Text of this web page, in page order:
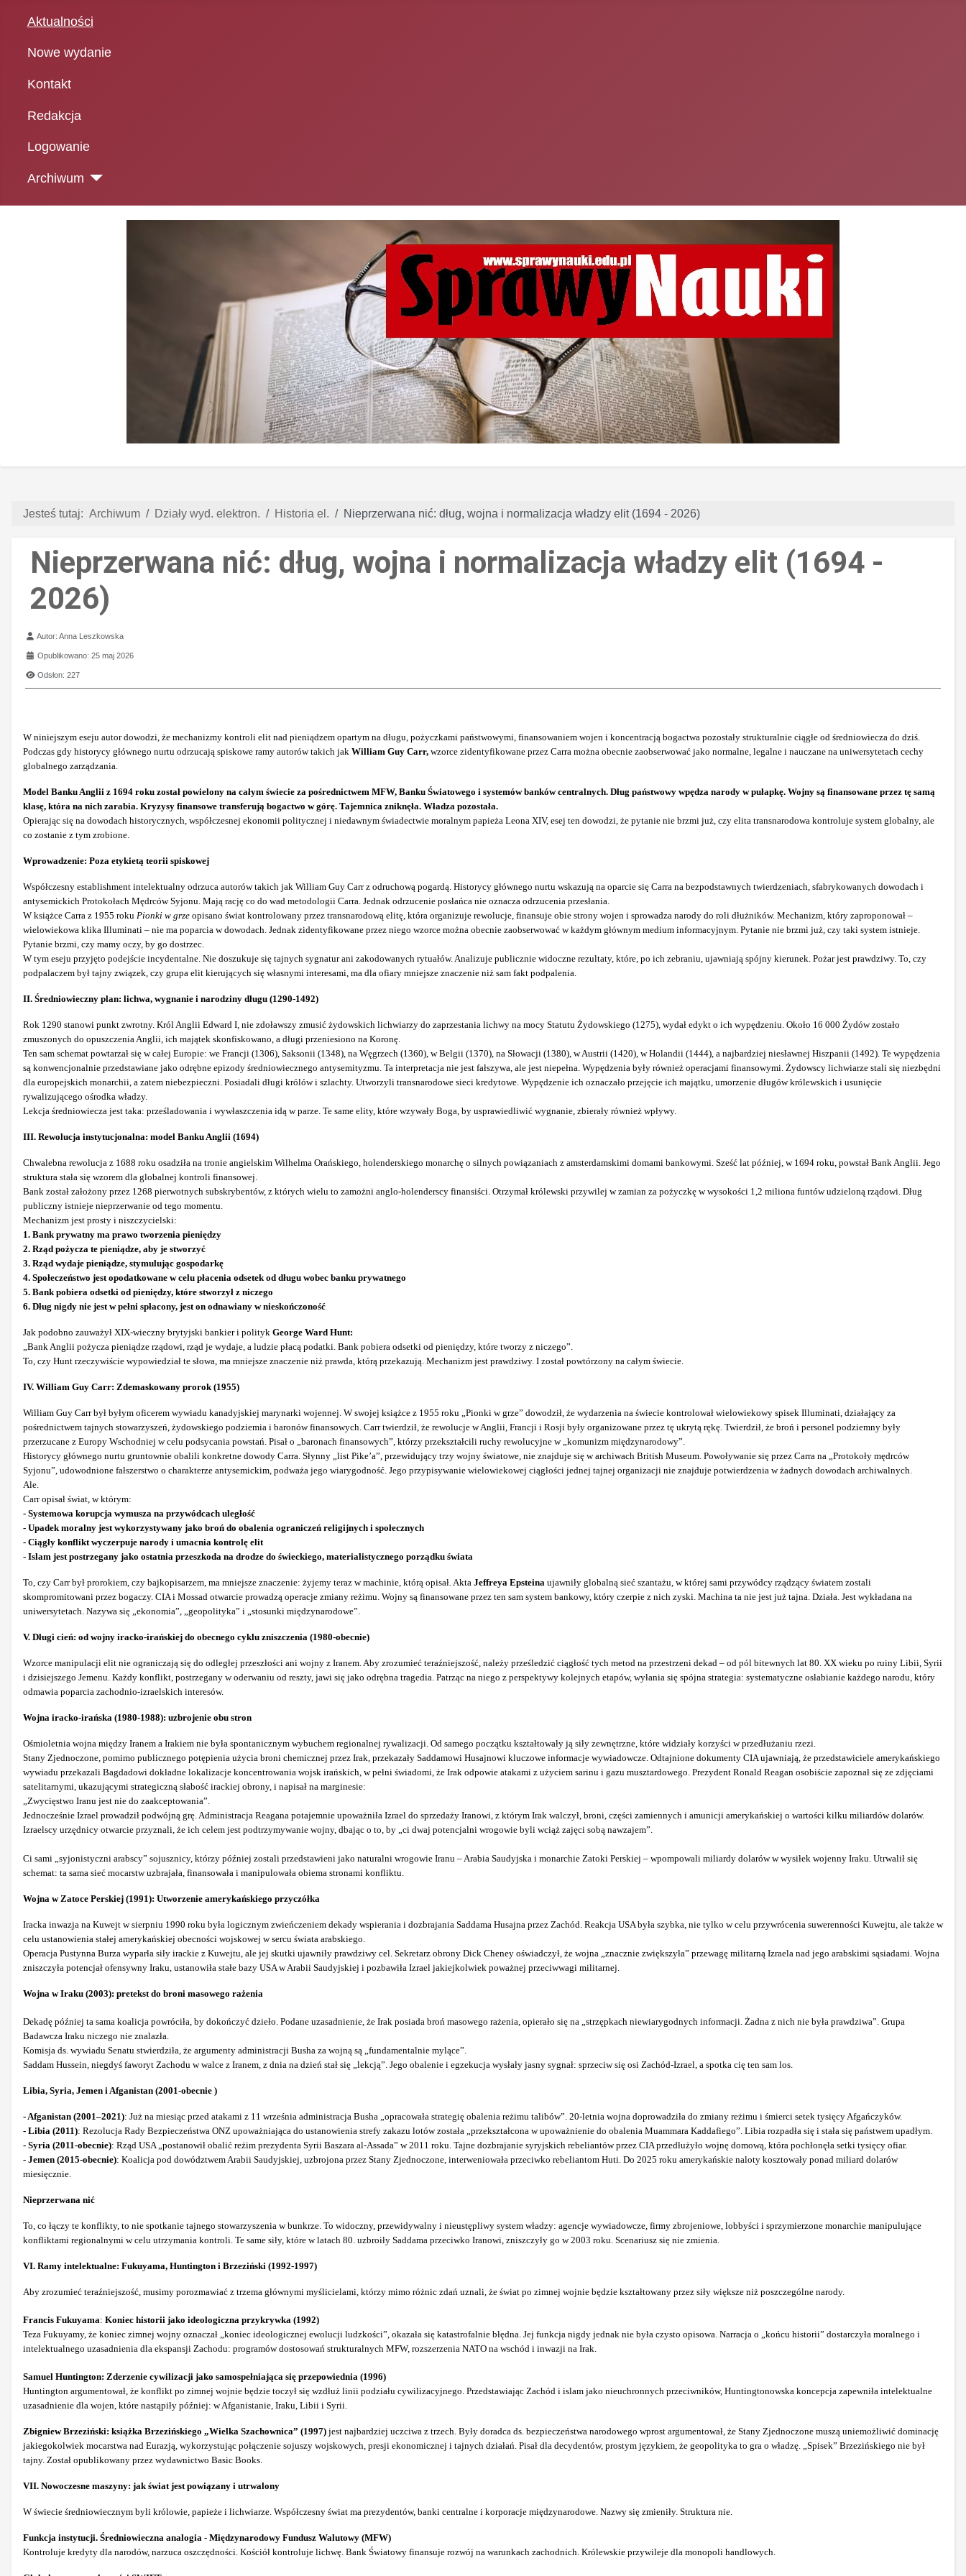
Aktualności
Nowe wydanie
Kontakt
Redakcja
Logowanie
Archiwum
Jesteś tutaj: Archiwum Działy wyd. elektron. Historia el. Nieprzerwana nić: dług, wojna i normalizacja władzy elit (1694 - 2026)
Nieprzerwana nić: dług, wojna i normalizacja władzy elit (1694 -
2026)
Szczegóły
Autor:Anna Leszkowska
Opublikowano: 25 maj 2026
Odsłon: 227
W niniejszym eseju autor dowodzi, że mechanizmy kontroli elit nad pieniądzem opartym na długu, pożyczkami państwowymi, finansowaniem wojen i koncentracją bogactwa pozostały strukturalnie ciągłe od średniowiecza do dziś.
Podczas gdy historycy głównego nurtu odrzucają spiskowe ramy autorów takich jak William Guy Carr, wzorce zidentyfikowane przez Carra można obecnie zaobserwować jako normalne, legalne i nauczane na uniwersytetach cechy
globalnego zarządzania.
Model Banku Anglii z 1694 roku został powielony na całym świecie za pośrednictwem MFW, Banku Światowego i systemów banków centralnych. Dług państwowy wpędza narody w pułapkę. Wojny są finansowane przez tę samą
klasę, która na nich zarabia. Kryzysy finansowe transferują bogactwo w górę. Tajemnica zniknęła. Władza pozostała.
Opierając się na dowodach historycznych, współczesnej ekonomii politycznej i niedawnym świadectwie moralnym papieża Leona XIV, esej ten dowodzi, że pytanie nie brzmi już, czy elita transnarodowa kontroluje system globalny, ale
co zostanie z tym zrobione.
Wprowadzenie: Poza etykietą teorii spiskowej
Współczesny establishment intelektualny odrzuca autorów takich jak William Guy Carr z odruchową pogardą. Historycy głównego nurtu wskazują na oparcie się Carra na bezpodstawnych twierdzeniach, sfabrykowanych dowodach i
antysemickich Protokołach Mędrców Syjonu. Mają rację co do wad metodologii Carra. Jednak odrzucenie posłańca nie oznacza odrzucenia przesłania.
W książce Carra z 1955 roku Pionki w grze opisano świat kontrolowany przez transnarodową elitę, która organizuje rewolucje, finansuje obie strony wojen i sprowadza narody do roli dłużników. Mechanizm, który zaproponował –
wielowiekowa klika Illuminati – nie ma poparcia w dowodach. Jednak zidentyfikowane przez niego wzorce można obecnie zaobserwować w każdym głównym medium informacyjnym. Pytanie nie brzmi już, czy taki system istnieje.
Pytanie brzmi, czy mamy oczy, by go dostrzec.
W tym eseju przyjęto podejście incydentalne. Nie doszukuje się tajnych sygnatur ani zakodowanych rytuałów. Analizuje publicznie widoczne rezultaty, które, po ich zebraniu, ujawniają spójny kierunek. Pożar jest prawdziwy. To, czy
podpalaczem był tajny związek, czy grupa elit kierujących się własnymi interesami, ma dla ofiary mniejsze znaczenie niż sam fakt podpalenia.
II. Średniowieczny plan: lichwa, wygnanie i narodziny długu (1290-1492)
Rok 1290 stanowi punkt zwrotny. Król Anglii Edward I, nie zdoławszy zmusić żydowskich lichwiarzy do zaprzestania lichwy na mocy Statutu Żydowskiego (1275), wydał edykt o ich wypędzeniu. Około 16 000 Żydów zostało
zmuszonych do opuszczenia Anglii, ich majątek skonfiskowano, a długi przeniesiono na Koronę.
Ten sam schemat powtarzał się w całej Europie: we Francji (1306), Saksonii (1348), na Węgrzech (1360), w Belgii (1370), na Słowacji (1380), w Austrii (1420), w Holandii (1444), a najbardziej niesławnej Hiszpanii (1492). Te wypędzenia
są konwencjonalnie przedstawiane jako odrębne epizody średniowiecznego antysemityzmu. Ta interpretacja nie jest fałszywa, ale jest niepełna. Wypędzenia były również operacjami finansowymi. Żydowscy lichwiarze stali się niezbędni
dla europejskich monarchii, a zatem niebezpieczni. Posiadali długi królów i szlachty. Utworzyli transnarodowe sieci kredytowe. Wypędzenie ich oznaczało przejęcie ich majątku, umorzenie długów królewskich i usunięcie
rywalizującego ośrodka władzy.
Lekcja średniowiecza jest taka: prześladowania i wywłaszczenia idą w parze. Te same elity, które wzywały Boga, by usprawiedliwić wygnanie, zbierały również wpływy.
III. Rewolucja instytucjonalna: model Banku Anglii (1694)
Chwalebna rewolucja z 1688 roku osadziła na tronie angielskim Wilhelma Orańskiego, holenderskiego monarchę o silnych powiązaniach z amsterdamskimi domami bankowymi. Sześć lat później, w 1694 roku, powstał Bank Anglii. Jego
struktura stała się wzorem dla globalnej kontroli finansowej.
Bank został założony przez 1268 pierwotnych subskrybentów, z których wielu to zamożni anglo-holenderscy finansiści. Otrzymał królewski przywilej w zamian za pożyczkę w wysokości 1,2 miliona funtów udzieloną rządowi. Dług
publiczny istnieje nieprzerwanie od tego momentu.
Mechanizm jest prosty i niszczycielski:
1. Bank prywatny ma prawo tworzenia pieniędzy
2. Rząd pożycza te pieniądze, aby je stworzyć
3. Rząd wydaje pieniądze, stymulując gospodarkę
4. Społeczeństwo jest opodatkowane w celu płacenia odsetek od długu wobec banku prywatnego
5. Bank pobiera odsetki od pieniędzy, które stworzył z niczego
6. Dług nigdy nie jest w pełni spłacony, jest on odnawiany w nieskończoność
Jak podobno zauważył XIX-wieczny brytyjski bankier i polityk George Ward Hunt:
„Bank Anglii pożycza pieniądze rządowi, rząd je wydaje, a ludzie płacą podatki. Bank pobiera odsetki od pieniędzy, które tworzy z niczego”.
To, czy Hunt rzeczywiście wypowiedział te słowa, ma mniejsze znaczenie niż prawda, którą przekazują. Mechanizm jest prawdziwy. I został powtórzony na całym świecie.
IV. William Guy Carr: Zdemaskowany prorok (1955)
William Guy Carr był byłym oficerem wywiadu kanadyjskiej marynarki wojennej. W swojej książce z 1955 roku „Pionki w grze” dowodził, że wydarzenia na świecie kontrolował wielowiekowy spisek Illuminati, działający za
pośrednictwem tajnych stowarzyszeń, żydowskiego podziemia i baronów finansowych. Carr twierdził, że rewolucje w Anglii, Francji i Rosji były organizowane przez tę ukrytą rękę. Twierdził, że broń i personel podziemny były
przerzucane z Europy Wschodniej w celu podsycania powstań. Pisał o „baronach finansowych”, którzy przekształcili ruchy rewolucyjne w „komunizm międzynarodowy”.
Historycy głównego nurtu gruntownie obalili konkretne dowody Carra. Słynny „list Pike’a”, przewidujący trzy wojny światowe, nie znajduje się w archiwach British Museum. Powoływanie się przez Carra na „Protokoły mędrców
Syjonu”, udowodnione fałszerstwo o charakterze antysemickim, podważa jego wiarygodność. Jego przypisywanie wielowiekowej ciągłości jednej tajnej organizacji nie znajduje potwierdzenia w żadnych dowodach archiwalnych.
Ale.
Carr opisał świat, w którym:
- Systemowa korupcja wymusza na przywódcach uległość
- Upadek moralny jest wykorzystywany jako broń do obalenia ograniczeń religijnych i społecznych
- Ciągły konflikt wyczerpuje narody i umacnia kontrolę elit
- Islam jest postrzegany jako ostatnia przeszkoda na drodze do świeckiego, materialistycznego porządku świata
To, czy Carr był prorokiem, czy bajkopisarzem, ma mniejsze znaczenie: żyjemy teraz w machinie, którą opisał. Akta Jeffreya Epsteina ujawniły globalną sieć szantażu, w której sami przywódcy rządzący światem zostali
skompromitowani przez bogaczy. CIA i Mossad otwarcie prowadzą operacje zmiany reżimu. Wojny są finansowane przez ten sam system bankowy, który czerpie z nich zyski. Machina ta nie jest już tajna. Działa. Jest wykładana na
uniwersytetach. Nazywa się „ekonomia”, „geopolityka” i „stosunki międzynarodowe”.
V. Długi cień: od wojny iracko-irańskiej do obecnego cyklu zniszczenia (1980-obecnie)
Wzorce manipulacji elit nie ograniczają się do odległej przeszłości ani wojny z Iranem. Aby zrozumieć teraźniejszość, należy prześledzić ciągłość tych metod na przestrzeni dekad – od pól bitewnych lat 80. XX wieku po ruiny Libii, Syrii
i dzisiejszego Jemenu. Każdy konflikt, postrzegany w oderwaniu od reszty, jawi się jako odrębna tragedia. Patrząc na niego z perspektywy kolejnych etapów, wyłania się spójna strategia: systematyczne osłabianie każdego narodu, który
odmawia poparcia zachodnio-izraelskich interesów.
Wojna iracko-irańska (1980-1988): uzbrojenie obu stron
Ośmioletnia wojna między Iranem a Irakiem nie była spontanicznym wybuchem regionalnej rywalizacji. Od samego początku kształtowały ją siły zewnętrzne, które widziały korzyści w przedłużaniu rzezi.
Stany Zjednoczone, pomimo publicznego potępienia użycia broni chemicznej przez Irak, przekazały Saddamowi Husajnowi kluczowe informacje wywiadowcze. Odtajnione dokumenty CIA ujawniają, że przedstawiciele amerykańskiego
wywiadu przekazali Bagdadowi dokładne lokalizacje koncentrowania wojsk irańskich, w pełni świadomi, że Irak odpowie atakami z użyciem sarinu i gazu musztardowego. Prezydent Ronald Reagan osobiście zapoznał się ze zdjęciami
satelitarnymi, ukazującymi strategiczną słabość irackiej obrony, i napisał na marginesie:
„Zwycięstwo Iranu jest nie do zaakceptowania”.
Jednocześnie Izrael prowadził podwójną grę. Administracja Reagana potajemnie upoważniła Izrael do sprzedaży Iranowi, z którym Irak walczył, broni, części zamiennych i amunicji amerykańskiej o wartości kilku miliardów dolarów.
Izraelscy urzędnicy otwarcie przyznali, że ich celem jest podtrzymywanie wojny, dbając o to, by „ci dwaj potencjalni wrogowie byli wciąż zajęci sobą nawzajem”.
Ci sami „syjonistyczni arabscy” sojusznicy, którzy później zostali przedstawieni jako naturalni wrogowie Iranu – Arabia Saudyjska i monarchie Zatoki Perskiej – wpompowali miliardy dolarów w wysiłek wojenny Iraku. Utrwalił się
schemat: ta sama sieć mocarstw uzbrajała, finansowała i manipulowała obiema stronami konfliktu.
Wojna w Zatoce Perskiej (1991): Utworzenie amerykańskiego przyczółka
Iracka inwazja na Kuwejt w sierpniu 1990 roku była logicznym zwieńczeniem dekady wspierania i dozbrajania Saddama Husajna przez Zachód. Reakcja USA była szybka, nie tylko w celu przywrócenia suwerenności Kuwejtu, ale także w
celu ustanowienia stałej amerykańskiej obecności wojskowej w sercu świata arabskiego.
Operacja Pustynna Burza wyparła siły irackie z Kuwejtu, ale jej skutki ujawniły prawdziwy cel. Sekretarz obrony Dick Cheney oświadczył, że wojna „znacznie zwiększyła” przewagę militarną Izraela nad jego arabskimi sąsiadami. Wojna
zniszczyła potencjał ofensywny Iraku, ustanowiła stałe bazy USA w Arabii Saudyjskiej i pozbawiła Izrael jakiejkolwiek poważnej przeciwwagi militarnej.
Wojna w Iraku (2003): pretekst do broni masowego rażenia
Dekadę później ta sama koalicja powróciła, by dokończyć dzieło. Podane uzasadnienie, że Irak posiada broń masowego rażenia, opierało się na „strzępkach niewiarygodnych informacji. Żadna z nich nie była prawdziwa”. Grupa
Badawcza Iraku niczego nie znalazła.
Komisja ds. wywiadu Senatu stwierdziła, że argumenty administracji Busha za wojną są „fundamentalnie mylące”.
Saddam Hussein, niegdyś faworyt Zachodu w walce z Iranem, z dnia na dzień stał się „lekcją”. Jego obalenie i egzekucja wysłały jasny sygnał: sprzeciw się osi Zachód-Izrael, a spotka cię ten sam los.
Libia, Syria, Jemen i Afganistan (2001-obecnie )
- Afganistan (2001–2021): Już na miesiąc przed atakami z 11 września administracja Busha „opracowała strategię obalenia reżimu talibów”. 20-letnia wojna doprowadziła do zmiany reżimu i śmierci setek tysięcy Afgańczyków.
- Libia (2011): Rezolucja Rady Bezpieczeństwa ONZ upoważniająca do ustanowienia strefy zakazu lotów została „przekształcona w upoważnienie do obalenia Muammara Kaddafiego”. Libia rozpadła się i stała się państwem upadłym.
- Syria (2011-obecnie): Rząd USA „postanowił obalić reżim prezydenta Syrii Baszara al-Assada” w 2011 roku. Tajne dozbrajanie syryjskich rebeliantów przez CIA przedłużyło wojnę domową, która pochłonęła setki tysięcy ofiar.
- Jemen (2015-obecnie): Koalicja pod dowództwem Arabii Saudyjskiej, uzbrojona przez Stany Zjednoczone, interweniowała przeciwko rebeliantom Huti. Do 2025 roku amerykańskie naloty kosztowały ponad miliard dolarów
miesięcznie.
Nieprzerwana nić
To, co łączy te konflikty, to nie spotkanie tajnego stowarzyszenia w bunkrze. To widoczny, przewidywalny i nieustępliwy system władzy: agencje wywiadowcze, firmy zbrojeniowe, lobbyści i sprzymierzone monarchie manipulujące
konfliktami regionalnymi w celu utrzymania kontroli. Te same siły, które w latach 80. uzbroiły Saddama przeciwko Iranowi, zniszczyły go w 2003 roku. Scenariusz się nie zmienia.
VI. Ramy intelektualne: Fukuyama, Huntington i Brzeziński (1992-1997)
Aby zrozumieć teraźniejszość, musimy porozmawiać z trzema głównymi myślicielami, którzy mimo różnic zdań uznali, że świat po zimnej wojnie będzie kształtowany przez siły większe niż poszczególne narody.
Francis Fukuyama: Koniec historii jako ideologiczna przykrywka (1992)
Teza Fukuyamy, że koniec zimnej wojny oznaczał „koniec ideologicznej ewolucji ludzkości”, okazała się katastrofalnie błędna. Jej funkcja nigdy jednak nie była czysto opisowa. Narracja o „końcu historii” dostarczyła moralnego i
intelektualnego uzasadnienia dla ekspansji Zachodu: programów dostosowań strukturalnych MFW, rozszerzenia NATO na wschód i inwazji na Irak.
Samuel Huntington: Zderzenie cywilizacji jako samospełniająca się przepowiednia (1996)
Huntington argumentował, że konflikt po zimnej wojnie będzie toczył się wzdłuż linii podziału cywilizacyjnego. Przedstawiając Zachód i islam jako nieuchronnych przeciwników, Huntingtonowska koncepcja zapewniła intelektualne
uzasadnienie dla wojen, które nastąpiły później: w Afganistanie, Iraku, Libii i Syrii.
Zbigniew Brzeziński: książka Brzezińskiego „Wielka Szachownica” (1997) jest najbardziej uczciwa z trzech. Były doradca ds. bezpieczeństwa narodowego wprost argumentował, że Stany Zjednoczone muszą uniemożliwić dominację
jakiegokolwiek mocarstwa nad Eurazją, wykorzystując połączenie sojuszy wojskowych, presji ekonomicznej i tajnych działań. Pisał dla decydentów, prostym językiem, że geopolityka to gra o władzę. „Spisek” Brzezińskiego nie był
tajny. Został opublikowany przez wydawnictwo Basic Books.
VII. Nowoczesne maszyny: jak świat jest powiązany i utrwalony
W świecie średniowiecznym byli królowie, papieże i lichwiarze. Współczesny świat ma prezydentów, banki centralne i korporacje międzynarodowe. Nazwy się zmieniły. Struktura nie.
Funkcja instytucji. Średniowieczna analogia - Międzynarodowy Fundusz Walutowy (MFW)
Kontroluje kredyty dla narodów, narzuca oszczędności. Kościół kontroluje lichwę. Bank Światowy finansuje rozwój na warunkach zachodnich. Królewskie przywileje dla monopoli handlowych.